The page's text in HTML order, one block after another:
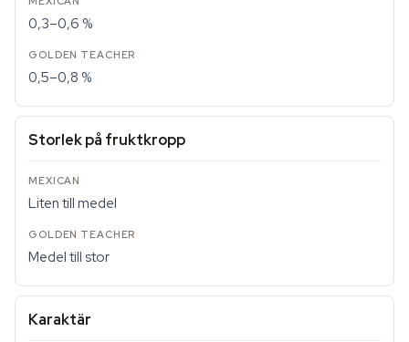
0,3–0,6 %
0,5–0,8 %
Storlek på fruktkropp
Liten till medel
Medel till stor
Karaktär